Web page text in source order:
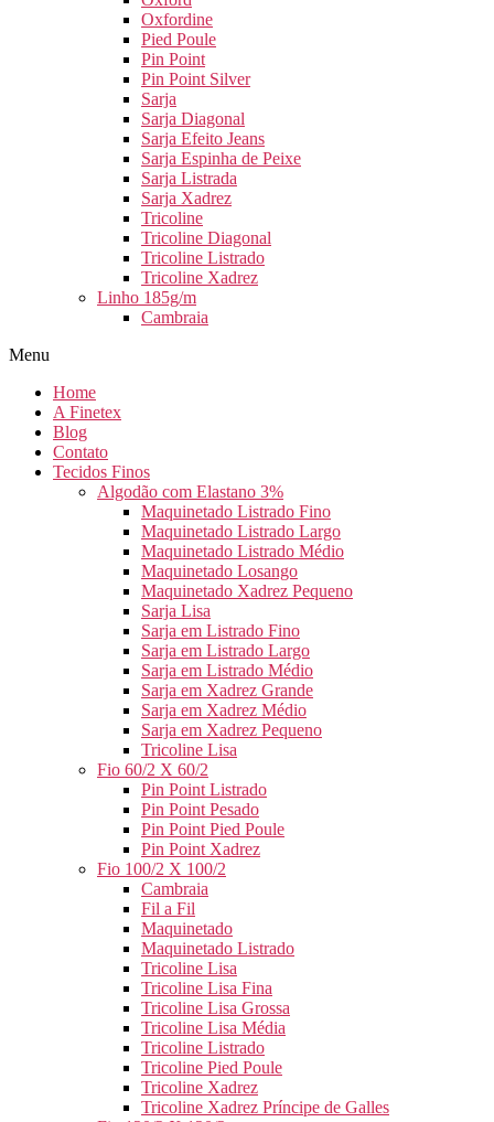
Oxfordine
Pied Poule
Pin Point
Pin Point Silver
Sarja
Sarja Diagonal
Sarja Efeito Jeans
Sarja Espinha de Peixe
Sarja Listrada
Sarja Xadrez
Tricoline
Tricoline Diagonal
Tricoline Listrado
Tricoline Xadrez
Linho 185g/m
Cambraia
Menu
Home
A Finetex
Blog
Contato
Tecidos Finos
Algodão com Elastano 3%
Maquinetado Listrado Fino
Maquinetado Listrado Largo
Maquinetado Listrado Médio
Maquinetado Losango
Maquinetado Xadrez Pequeno
Sarja Lisa
Sarja em Listrado Fino
Sarja em Listrado Largo
Sarja em Listrado Médio
Sarja em Xadrez Grande
Sarja em Xadrez Médio
Sarja em Xadrez Pequeno
Tricoline Lisa
Fio 60/2 X 60/2
Pin Point Listrado
Pin Point Pesado
Pin Point Pied Poule
Pin Point Xadrez
Fio 100/2 X 100/2
Cambraia
Fil a Fil
Maquinetado
Maquinetado Listrado
Tricoline Lisa
Tricoline Lisa Fina
Tricoline Lisa Grossa
Tricoline Lisa Média
Tricoline Listrado
Tricoline Pied Poule
Tricoline Xadrez
Tricoline Xadrez Príncipe de Galles